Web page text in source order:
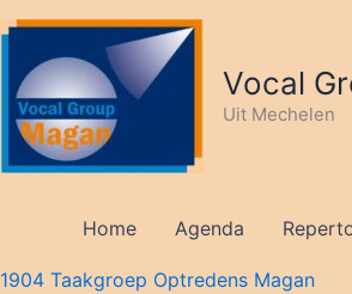
Vocal
Uit Mechelen
Home Agenda
1904 Taakgroep Optredens Magan